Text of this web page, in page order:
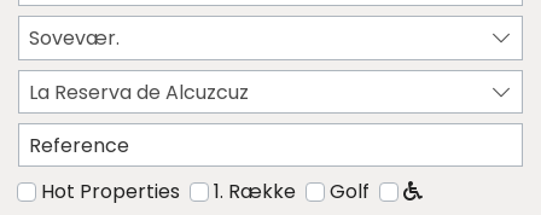
Sovevær.
La Reserva de Alcuzcuz
Hot Properties 1. Række
Golf